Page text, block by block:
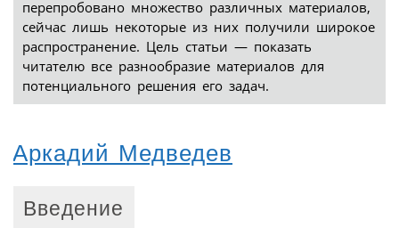
перепробовано множество различных материалов,
сейчас лишь некоторые из них получили широкое
распространение. Цель статьи — показать
читателю все разнообразие материалов для
потенциального решения его задач.
Аркадий Медведев
Введение